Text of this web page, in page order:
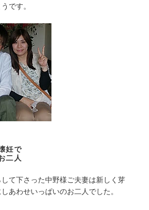
です。
妊で
二人
て下さった中野様ご夫妻は新しく芽
あわせいっぱいのお二人でした。